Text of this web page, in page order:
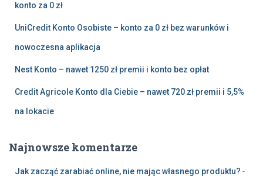
konto za 0 zł
UniCredit Konto Osobiste – konto za 0 zł bez warunków i
nowoczesna aplikacja
Nest Konto – nawet 1250 zł premii i konto bez opłat
Credit Agricole Konto dla Ciebie – nawet 720 zł premii i 5,5%
na lokacie
Najnowsze komentarze
Jak zacząć zarabiać online, nie mając własnego produktu? -